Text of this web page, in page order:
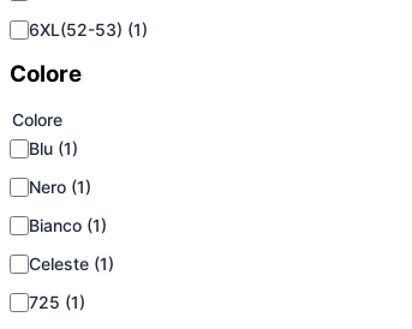
6XL(52-53) (1)
Colore
Colore
Blu (1)
Nero (1)
Bianco (1)
Celeste (1)
725 (1)